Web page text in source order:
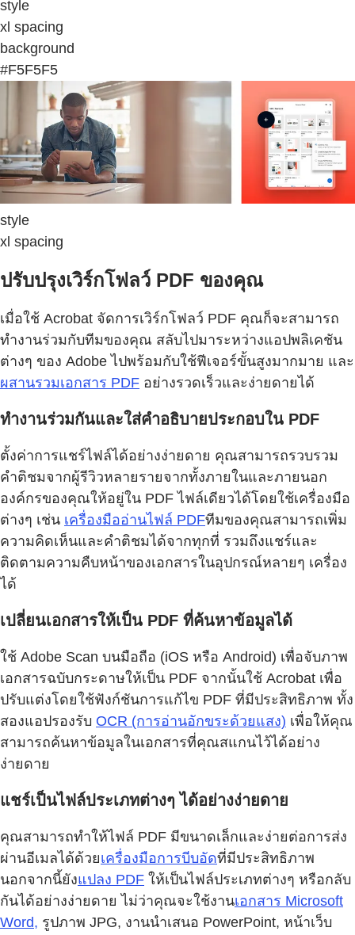
style
xl spacing
background
#F5F5F5
style
xl spacing
ปรับปรุงเวิร์กโฟลว์ PDF ของคุณ
เมื่อใช้ Acrobat จัดการเวิร์กโฟลว์ PDF คุณก็จะสามารถ
ทำงานร่วมกับทีมของคุณ สลับไปมาระหว่างแอปพลิเคชัน
ต่างๆ ของ Adobe ไปพร้อมกับใช้ฟีเจอร์ขั้นสูงมากมาย และ
ผสานรวมเอกสาร PDF อย่างรวดเร็วและง่ายดายได้
ทำงานร่วมกันและใส่คำอธิบายประกอบใน PDF
ตั้งค่าการแชร์ไฟล์ได้อย่างง่ายดาย คุณสามารถรวบรวม
คำติชมจากผู้รีวิวหลายรายจากทั้งภายในและภายนอก
องค์กรของคุณให้อยู่ใน PDF ไฟล์เดียวได้โดยใช้เครื่องมือ
ต่างๆ เช่น เครื่องมืออ่านไฟล์ PDFทีมของคุณสามารถเพิ่ม
ความคิดเห็นและคำติชมได้จากทุกที่ รวมถึงแชร์และ
ติดตามความคืบหน้าของเอกสารในอุปกรณ์หลายๆ เครื่อง
ได้
เปลี่ยนเอกสารให้เป็น PDF ที่ค้นหาข้อมูลได้
ใช้ Adobe Scan บนมือถือ (iOS หรือ Android) เพื่อจับภาพ
เอกสารฉบับกระดาษให้เป็น PDF จากนั้นใช้ Acrobat เพื่อ
ปรับแต่งโดยใช้ฟังก์ชันการแก้ไข PDF ที่มีประสิทธิภาพ ทั้ง
สองแอปรองรับ OCR (การอ่านอักขระด้วยแสง) เพื่อให้คุณ
สามารถค้นหาข้อมูลในเอกสารที่คุณสแกนไว้ได้อย่าง
ง่ายดาย
แชร์เป็นไฟล์ประเภทต่างๆ ได้อย่างง่ายดาย
คุณสามารถทำให้ไฟล์ PDF มีขนาดเล็กและง่ายต่อการส่ง
ผ่านอีเมลได้ด้วยเครื่องมือการบีบอัดที่มีประสิทธิภาพ
นอกจากนี้ยังแปลง PDF ให้เป็นไฟล์ประเภทต่างๆ หรือกลับ
กันได้อย่างง่ายดาย ไม่ว่าคุณจะใช้งานเอกสาร Microsoft
Word, รูปภาพ JPG, งานนำเสนอ PowerPoint, หน้าเว็บ